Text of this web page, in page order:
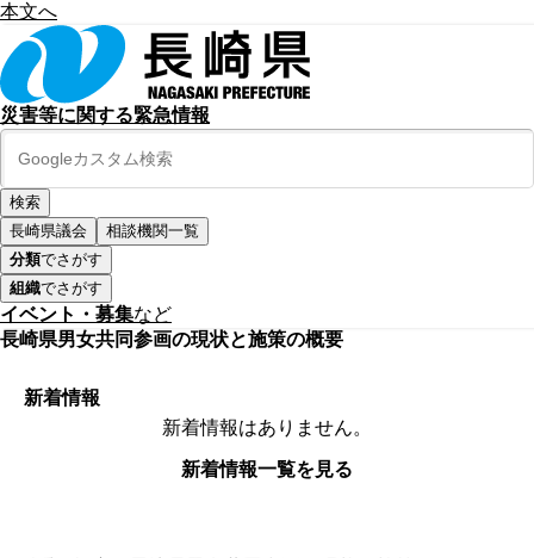
本文へ
災害等に関する緊急情報
長崎県議会
相談機関一覧
分類でさがす
組織でさがす
イベント・募集など
長崎県男女共同参画の現状と施策の概要
新着情報
新着情報はありません。
新着情報一覧を見る